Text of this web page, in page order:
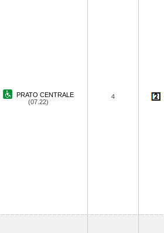
PRATO CENTRALE
(07.22)
4